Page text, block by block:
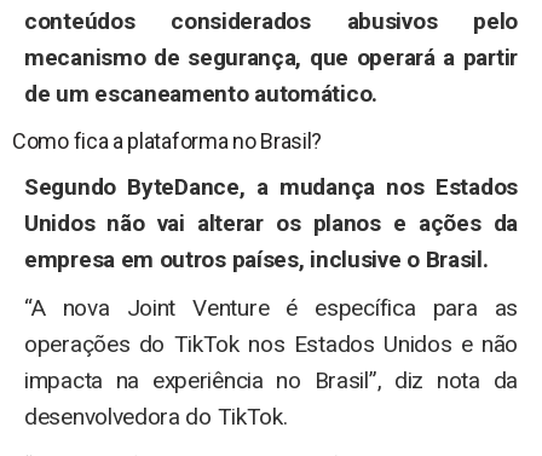
conteúdos considerados abusivos pelo
mecanismo de segurança, que operará a partir
de um escaneamento automático.
Como fica a plataforma no Brasil?
Segundo ByteDance, a mudança nos Estados
Unidos não vai alterar os planos e ações da
empresa em outros países, inclusive o Brasil.
“A nova Joint Venture é específica para as
operações do TikTok nos Estados Unidos e não
impacta na experiência no Brasil”, diz nota da
desenvolvedora do TikTok.